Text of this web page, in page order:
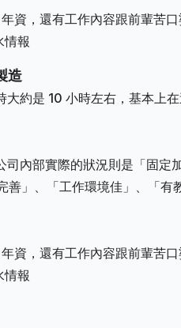
資，還有工作內容跟前輩苦
情報
造
約是 10 小時左右，基本上
內部實際的狀況則是「固定
善」、「工作環境佳」、「有
資，還有工作內容跟前輩苦
情報